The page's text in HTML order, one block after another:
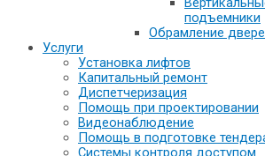
подъемники
Обрамление
Услуги
Установка лифтов
Капитальный ремонт
Диспетчеризация
Помощь при проектировании
Видеонаблюдение
Помощь в подготовке
Системы контроля доступом